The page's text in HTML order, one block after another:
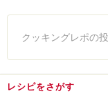
クッキングレポの
レシピをさがす